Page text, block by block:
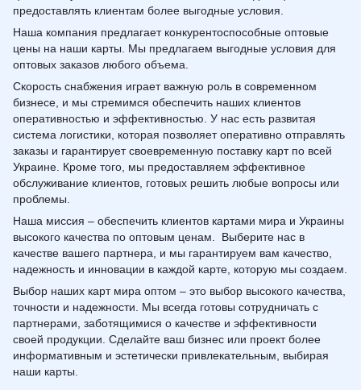
предоставлять клиентам более выгодные условия.
Наша компания предлагает конкурентоспособные оптовые
цены на наши карты. Мы предлагаем выгодные условия для
оптовых заказов любого объема.
Скорость снабжения играет важную роль в современном
бизнесе, и мы стремимся обеспечить наших клиентов
оперативностью и эффективностью. У нас есть развитая
система логистики, которая позволяет оперативно отправлять
заказы и гарантирует своевременную поставку карт по всей
Украине. Кроме того, мы предоставляем эффективное
обслуживание клиентов, готовых решить любые вопросы или
проблемы.
Наша миссия – обеспечить клиентов картами мира и Украины
высокого качества по оптовым ценам. Выберите нас в
качестве вашего партнера, и мы гарантируем вам качество,
надежность и инновации в каждой карте, которую мы создаем.
Выбор наших карт мира оптом – это выбор высокого качества,
точности и надежности. Мы всегда готовы сотрудничать с
партнерами, заботящимися о качестве и эффективности
своей продукции. Сделайте ваш бизнес или проект более
информативным и эстетически привлекательным, выбирая
наши карты.